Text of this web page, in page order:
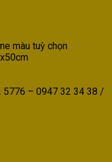
màu tuỳ chọn
5776 – 0947 32 34 38 /